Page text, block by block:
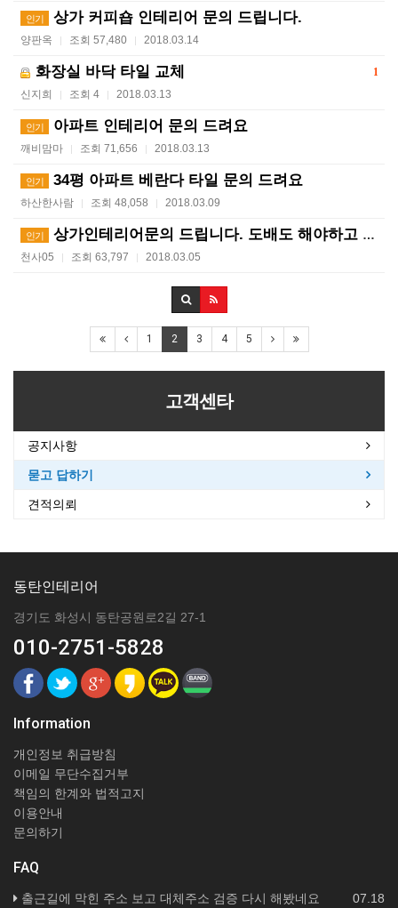
인기 상가 커피숍 인테리어 문의 드립니다.
양판옥 | 조회 57,480 | 2018.03.14
1
화장실 바닥 타일 교체
신지희 | 조회 4 | 2018.03.13
인기 아파트 인테리어 문의 드려요
깨비맘마 | 조회 71,656 | 2018.03.13
인기 34평 아파트 베란다 타일 문의 드려요
하산한사람 | 조회 48,058 | 2018.03.09
인기 상가인테리어문의 드립니다. 도배도 해야하고 주방 및 페…
천사05 | 조회 63,797 | 2018.03.05
1 2 3 4 5
고객센타
공지사항
묻고 답하기
견적의뢰
동탄인테리어
경기도 화성시 동탄공원로2길 27-1
010-2751-5828
Information
개인정보 취급방침
이메일 무단수집거부
책임의 한계와 법적고지
이용안내
문의하기
FAQ
07.18
출근길에 막힌 주소 보고 대체주소 검증 다시 해봤네요